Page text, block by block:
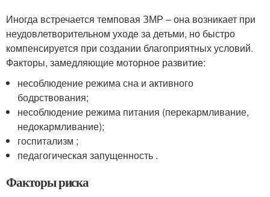
Иногда встречается темповая ЗМР – она возникает при
неудовлетворительном уходе за детьми, но быстро
компенсируется при создании благоприятных условий.
Факторы, замедляющие моторное развитие:
несоблюдение режима сна и активного
бодрствования;
несоблюдение режима питания (перекармливание,
недокармливание);
госпитализм ;
педагогическая запущенность .
Факторы риска